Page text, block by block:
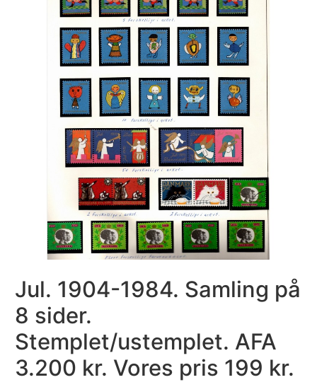
Jul. 1904-1984. Samling på
8 sider.
Stemplet/ustemplet. AFA
3.200 kr. Vores pris 199 kr.